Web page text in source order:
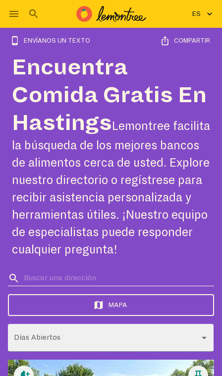
ES
ENVÍANOS UN TEXTO COMPARTIR
Encuentra
Comida Gratis En
Hastings Lemontree facilita
la búsqueda de los mejores bancos
de alimentos cerca de usted. Explore
nuestro directorio o regístrese para
recibir asistencia personalizada y
herramientas útiles. ¡Nuestro equipo
de especialistas puede responder
cualquier pregunta!
MAPA
Días Abiertos